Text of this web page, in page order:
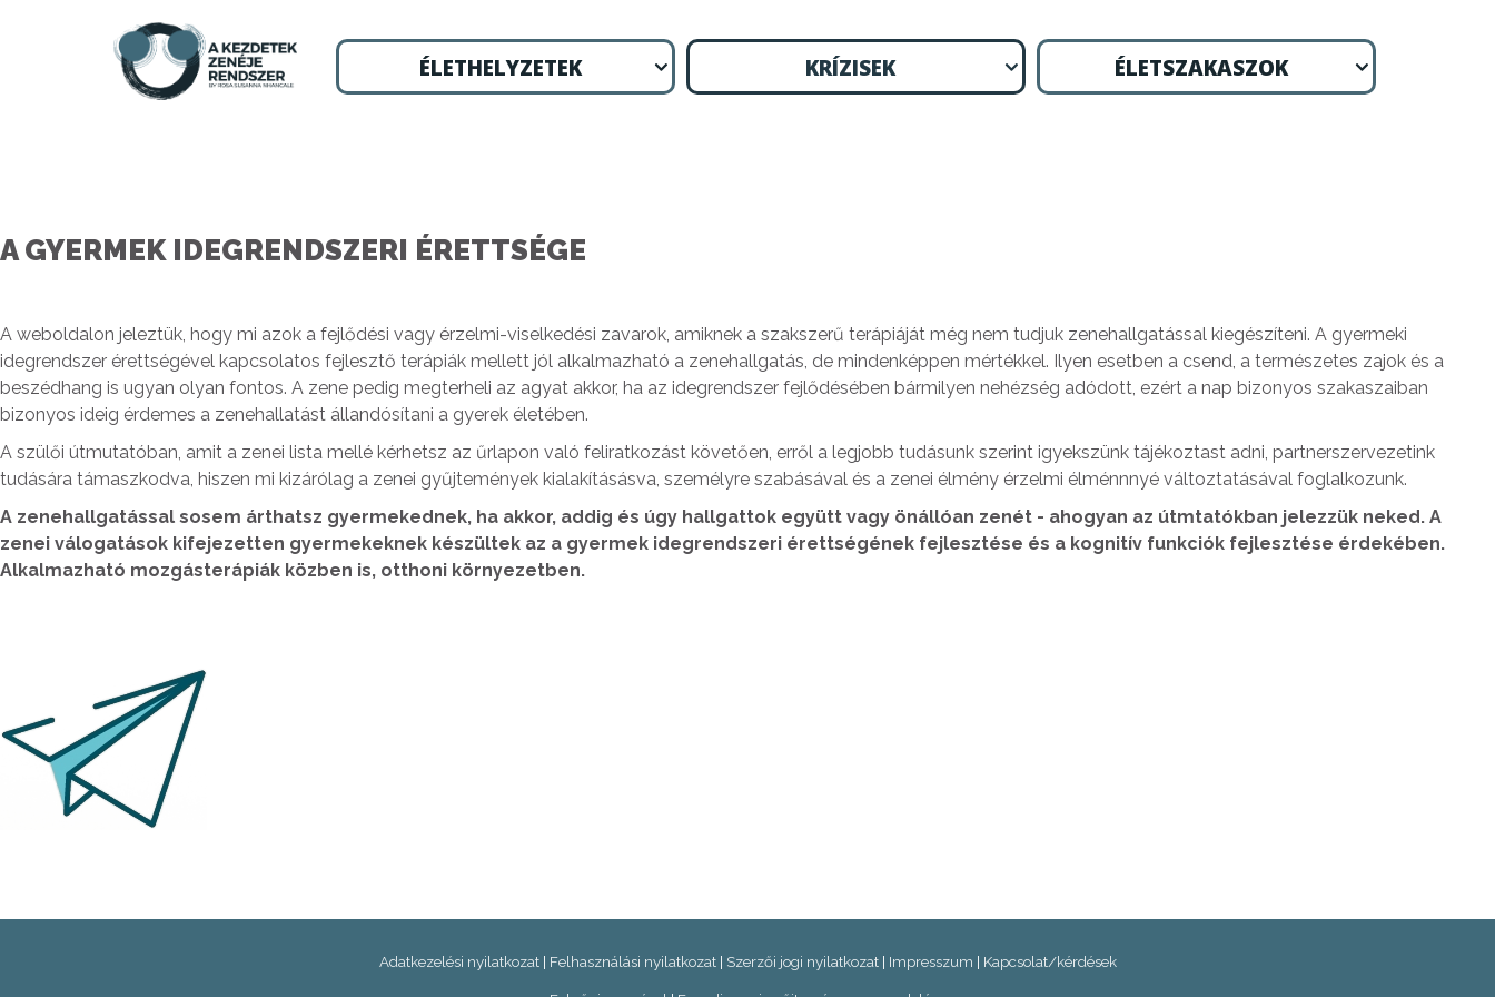
ÉLETHELYZETEK KRÍZISEK ÉLETSZAKASZOK
A GYERMEK IDEGRENDSZERI ÉRETTSÉGE
A weboldalon jeleztük, hogy mi azok a fejlődési vagy érzelmi-viselkedési zavarok, amiknek a szakszerű terápiáját még nem tudjuk zenehallgatással kiegészíteni. A gyermeki
idegrendszer érettségével kapcsolatos fejlesztő terápiák mellett jól alkalmazható a zenehallgatás, de mindenképpen mértékkel. Ilyen esetben a csend, a természetes zajok és a
beszédhang is ugyan olyan fontos. A zene pedig megterheli az agyat akkor, ha az idegrendszer fejlődésében bármilyen nehézség adódott, ezért a nap bizonyos szakaszaiban
bizonyos ideig érdemes a zenehallatást állandósítani a gyerek életében.
A szülői útmutatóban, amit a zenei lista mellé kérhetsz az űrlapon való feliratkozást követően, erről a legjobb tudásunk szerint igyekszünk tájékoztast adni, partnerszervezetink
tudására támaszkodva, hiszen mi kizárólag a zenei gyűjtemények kialakításásva, személyre szabásával és a zenei élmény érzelmi élménnnyé változtatásával foglalkozunk.
A zenehallgatással sosem árthatsz gyermekednek, ha akkor, addig és úgy hallgattok együtt vagy önállóan zenét - ahogyan az útmtatókban jelezzük neked. A
zenei válogatások kifejezetten gyermekeknek készültek az a gyermek idegrendszeri érettségének fejlesztése és a kognitív funkciók fejlesztése érdekében.
Alkalmazható mozgásterápiák közben is, otthoni környezetben.
Adatkezelési nyilatkozat | Felhasználási nyilatkozat | Szerzői jogi nyilatkozat | Impresszum | Kapcsolat/kérdések